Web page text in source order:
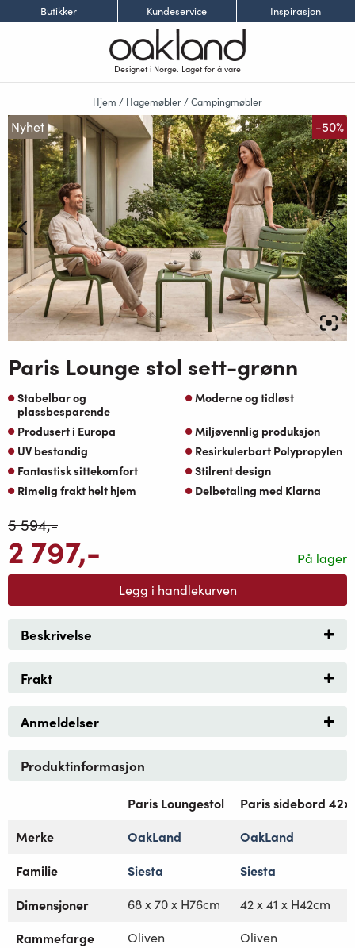
Butikker Kundeservice Inspirasjon
Designet i Norge. Laget for å vare
Hjem / Hagemøbler /Campingmøbler
Nyhet -50%
Paris Lounge stol sett-grønn
Stabelbar og
plassbesparende
Moderne og tidløst
Produsert i Europa
Miljøvennlig produksjon
UV bestandig
Resirkulerbart Polypropylen
Fantastisk sittekomfort
Stilrent design
Rimelig frakt helt hjem
Delbetaling med Klarna
På lager
5 594,-
2 797,-
Legg i handlekurven
Beskrivelse
Frakt
Anmeldelser
Produktinformasjon
Paris Loungestol
Paris sidebord
Merke
OakLand
OakLand
Familie
Siesta
Siesta
Dimensjoner
68 x 70 x H76cm 42 x 41 x H42cm
Rammefarge Oliven Oliven